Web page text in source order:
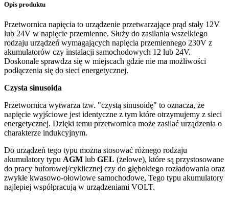
Opis produktu
Przetwornica napięcia to urządzenie przetwarzające prąd stały 12V
lub 24V w napięcie przemienne. Służy do zasilania wszelkiego
rodzaju urządzeń wymagających napięcia przemiennego 230V z
akumulatorów czy instalacji samochodowych 12 lub 24V.
Doskonale sprawdza się w miejscach gdzie nie ma możliwości
podłączenia się do sieci energetycznej.
Czysta sinusoida
Przetwornica wytwarza tzw. "czystą sinusoidę" to oznacza, że
napięcie wyjściowe jest identyczne z tym które otrzymujemy z sieci
energetycznej. Dzięki temu przetwornica może zasilać urządzenia o
charakterze indukcyjnym.
Do urządzeń tego typu można stosować różnego rodzaju
akumulatory typu AGM lub GEL (żelowe), które są przystosowane
do pracy buforowej/cyklicznej czy do głębokiego rozładowania oraz
zwykłe kwasowo-ołowiowe samochodowe, Tego typu akumulatory
najlepiej współpracują w urządzeniami VOLT.